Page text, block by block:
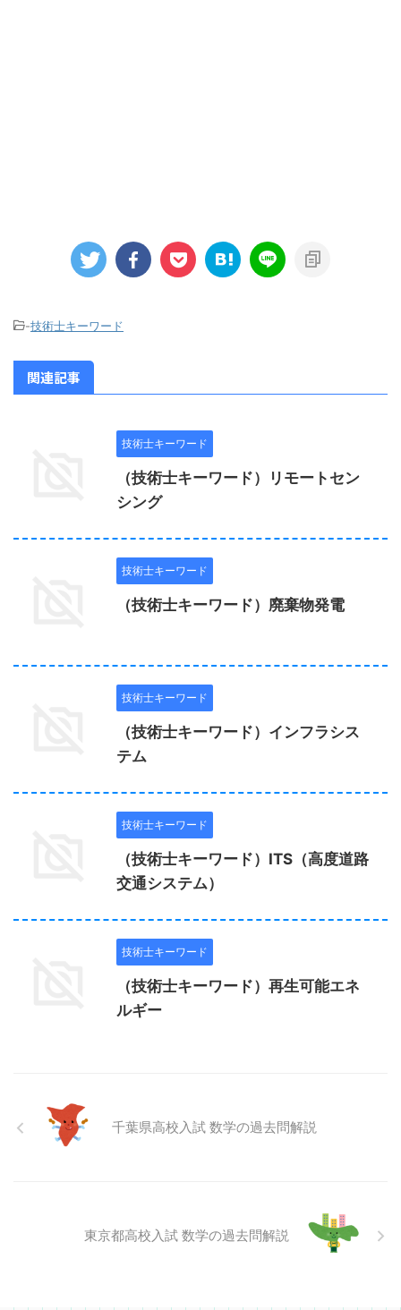
-技術士キーワード
関連記事
技術士キーワード
（技術士キーワード）リモートセン
シング
技術士キーワード
（技術士キーワード）廃棄物発電
技術士キーワード
（技術士キーワード）インフラシス
テム
技術士キーワード
（技術士キーワード）ITS（高度道路
交通システム）
技術士キーワード
（技術士キーワード）再生可能エネ
ルギー
千葉県高校入試 数学の過去問解説
東京都高校入試 数学の過去問解説